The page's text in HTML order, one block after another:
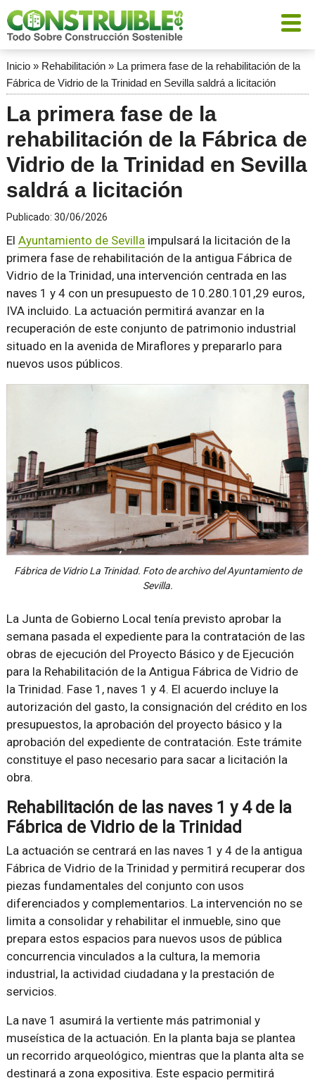
Inicio» Rehabilitación» La primera fase de la rehabilitación de la
Fábrica de Vidrio de la Trinidad en Sevilla saldrá a licitación
La primera fase de la
rehabilitación de la Fábrica de
Vidrio de la Trinidad en Sevilla
saldrá a licitación
Publicado: 30/06/2026
El Ayuntamiento de Sevillaimpulsará la licitación de la
primera fase de rehabilitación de la antigua Fábrica de
Vidrio de la Trinidad, una intervención centrada en las
naves 1 y 4 con un presupuesto de 10.280.101,29 euros,
IVA incluido. La actuación permitirá avanzar en la
recuperación de este conjunto de patrimonio industrial
situado en la avenida de Miraflores y prepararlo para
nuevos usos públicos.
Fábrica de Vidrio La Trinidad. Foto de archivo del Ayuntamiento de
Sevilla.
La Junta de Gobierno Local tenía previsto aprobar la
semana pasada el expediente para la contratación de las
obras de ejecución del Proyecto Básico y de Ejecución
para la Rehabilitación de la Antigua Fábrica de Vidrio de
la Trinidad. Fase 1, naves 1 y 4. El acuerdo incluye la
autorización del gasto, la consignación del crédito en los
presupuestos, la aprobación del proyecto básico y la
aprobación del expediente de contratación. Este trámite
constituye el paso necesario para sacar a licitación la
obra.
Rehabilitación de las naves 1 y 4 de la
Fábrica de Vidrio de la Trinidad
La actuación se centrará en las naves 1 y 4 de la antigua
Fábrica de Vidrio de la Trinidad y permitirá recuperar dos
piezas fundamentales del conjunto con usos
diferenciados y complementarios. La intervención no se
limita a consolidar y rehabilitar el inmueble, sino que
prepara estos espacios para nuevos usos de pública
concurrencia vinculados a la cultura, la memoria
industrial, la actividad ciudadana y la prestación de
servicios.
La nave 1 asumirá la vertiente más patrimonial y
museística de la actuación. En la planta baja se plantea
un recorrido arqueológico, mientras que la planta alta se
destinará a zona expositiva. Este espacio permitirá